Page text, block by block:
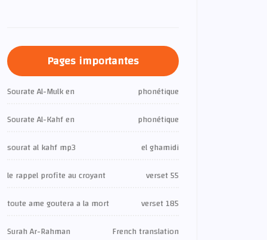
Pages importantes
Sourate Al-Mulk en
phonétique
Sourate Al-Kahf en
phonétique
sourat al kahf mp3
el ghamidi
le rappel profite au croyant
verset 55
toute ame goutera a la mort
verset 185
Surah Ar-Rahman
French translation